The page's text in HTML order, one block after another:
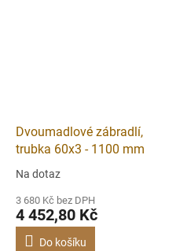
Dvoumadlové zábradlí,
trubka 60x3 - 1100 mm
Na dotaz
3 680 Kč bez DPH
4 452,80 Kč
Do košíku